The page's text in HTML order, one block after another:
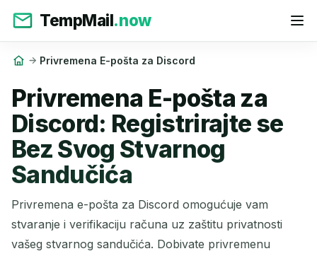
TempMail.now
Privremena E-pošta za Discord
Privremena E-pošta za
Discord: Registrirajte se
Bez Svog Stvarnog
Sandučića
Privremena e-pošta za Discord omogućuje vam
stvaranje i verifikaciju računa uz zaštitu privatnosti
vašeg stvarnog sandučića. Dobivate privremenu